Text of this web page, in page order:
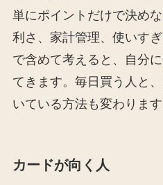
単にポイントだけで決め
利さ、家計管理、使いす
で含めて考えると、自分
てきます。毎日買う人と
いている方法も変わります
カードが向く人